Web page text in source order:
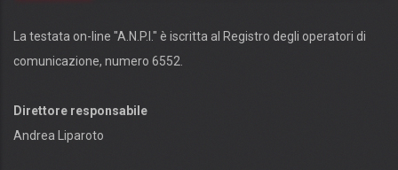
La testata on-line "A.N.P.I." è iscritta al Registro degli operatori di
comunicazione, numero 6552.
Direttore responsabile
Andrea Liparoto